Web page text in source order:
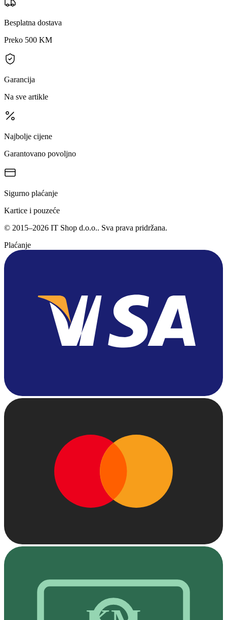
Besplatna dostava
Preko 500 KM
Garancija
Na sve artikle
Najbolje cijene
Garantovano povoljno
Sigurno plaćanje
Kartice i pouzeće
© 2015–2026 IT Shop d.o.o.. Sva prava pridržana.
Plaćanje